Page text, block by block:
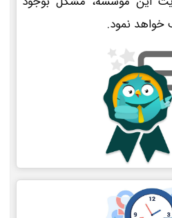
خواهد نمود.